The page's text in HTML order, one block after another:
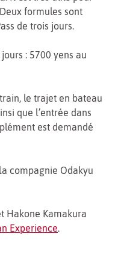
formules sont
de trois jours.
: 5700 yens au
le trajet en bateau
que l’entrée dans
est demandé
compagnie Odakyu
Hakone Kamakura
Experience.